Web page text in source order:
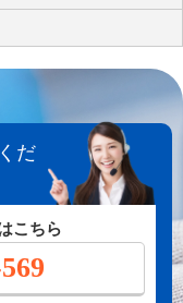
だ
こちら